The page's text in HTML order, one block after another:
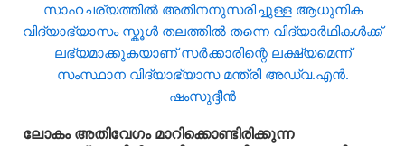
ലോകം അതിവേഗം മാറിക്കൊണ്ടിരിക്കുന്ന